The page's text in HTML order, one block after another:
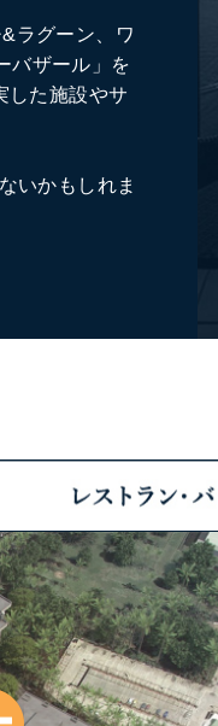
ラグーン、ワ
バザール」を
した施設やサ
いかもしれま